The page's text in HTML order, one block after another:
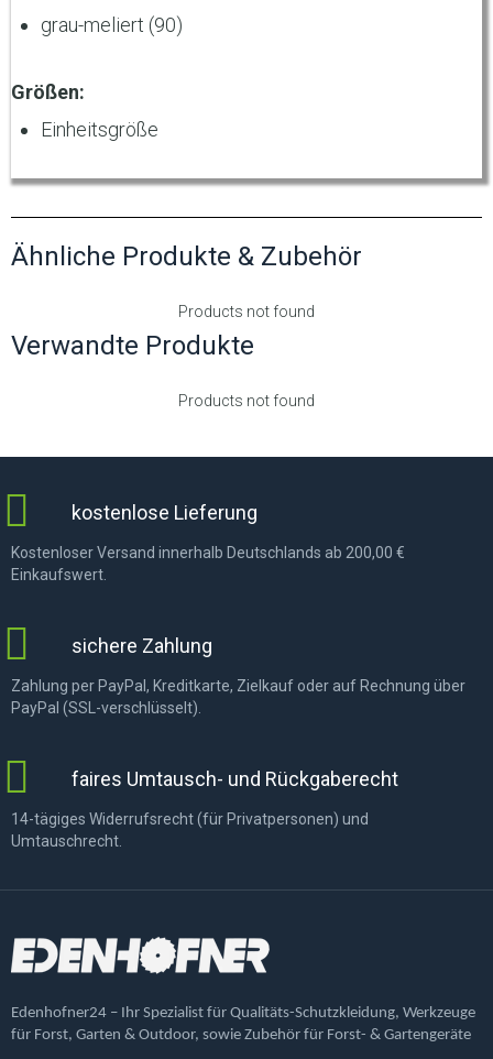
grau-meliert (90)
Größen:
Einheitsgröße
Ähnliche Produkte & Zubehör
Products not found
Verwandte Produkte
Products not found
kostenlose Lieferung
Kostenloser Versand innerhalb Deutschlands ab 200,00 €
Einkaufswert.
sichere Zahlung
Zahlung per PayPal, Kreditkarte, Zielkauf oder auf Rechnung über
PayPal (SSL-verschlüsselt).
faires Umtausch- und Rückgaberecht
14-tägiges Widerrufsrecht (für Privatpersonen) und
Umtauschrecht.
Edenhofner24 – Ihr Spezialist für Qualitäts-Schutzkleidung, Werkzeuge
für Forst, Garten & Outdoor, sowie Zubehör für Forst- & Gartengeräte